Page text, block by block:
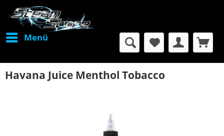
Menü
Havana Juice Menthol Tobacco